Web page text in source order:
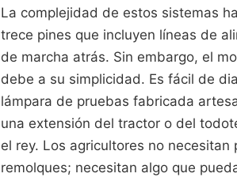
La complejidad de estos sistemas
trece pines que incluyen líneas de
de marcha atrás. Sin embargo, el
debe a su simplicidad. Es fácil de
lámpara de pruebas fabricada
una extensión del tractor o del
el rey. Los agricultores no
remolques; necesitan algo que